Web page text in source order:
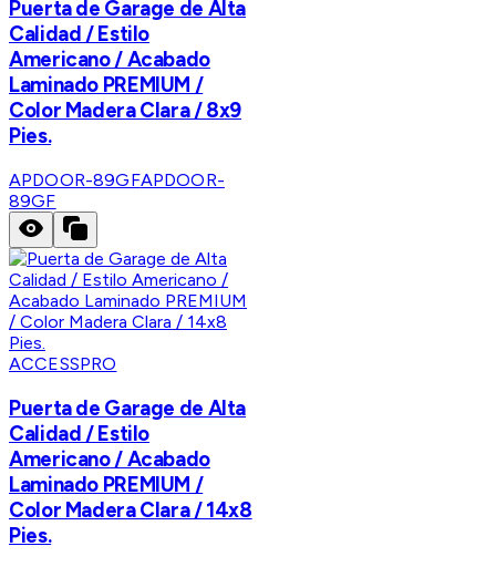
Puerta de Garage de Alta
Calidad / Estilo
Americano / Acabado
Laminado PREMIUM /
Color Madera Clara / 8x9
Pies.
APDOOR-89GFAPDOOR-
89GF
ACCESSPRO
Puerta de Garage de Alta
Calidad / Estilo
Americano / Acabado
Laminado PREMIUM /
Color Madera Clara / 14x8
Pies.